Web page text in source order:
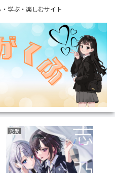
学ぶ・楽しむサイト
恋愛